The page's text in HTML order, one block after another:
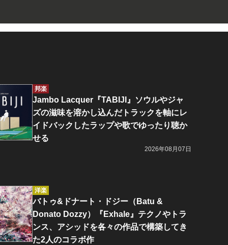
邦楽
Jambo Lacquer『TABIJI』ソウルやジャ
ズの滋味を溶かし込んだトラックを軸にレ
イドバックしたラップや歌でゆったり聴か
せる
2026年08月07日
洋楽
バトゥ&ドナート・ドジー（Batu &
Donato Dozzy）『Exhale』テクノやトラ
ンス、アシッドを各々の作品で構築してき
た2人のコラボ作